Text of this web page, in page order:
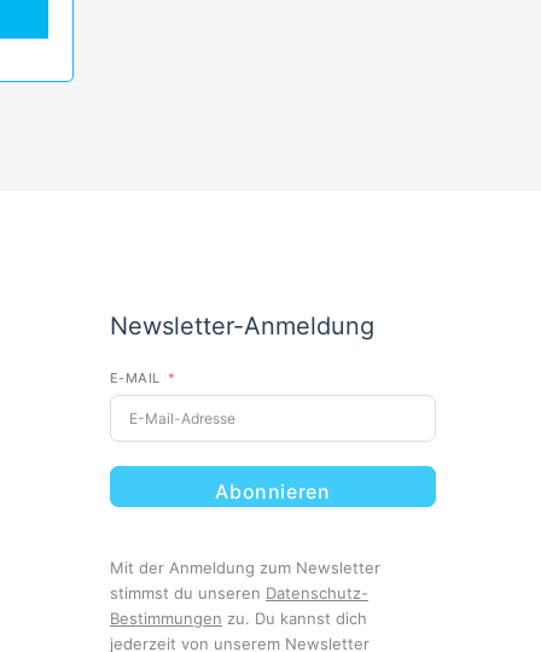
Newsletter-Anmeldung
E-MAIL
Abonnieren
Mit der Anmeldung zum Newsletter
stimmst du unseren Datenschutz-
Bestimmungen zu. Du kannst dich
jederzeit von unserem Newsletter